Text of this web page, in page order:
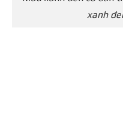
xanh